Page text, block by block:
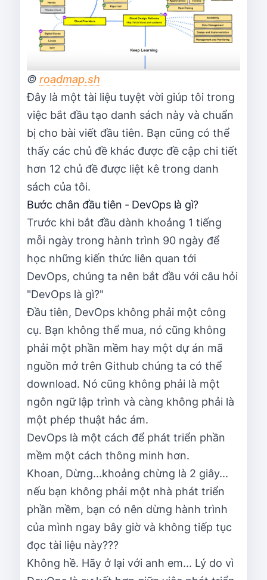
© roadmap.sh
Đây là một tài liệu tuyệt vời giúp tôi trong
việc bắt đầu tạo danh sách này và chuẩn
bị cho bài viết đầu tiên. Bạn cũng có thể
thấy các chủ đề khác được đề cập chi tiết
hơn 12 chủ đề được liệt kê trong danh
sách của tôi.
Bước chân đầu tiên - DevOps là gì?
Trước khi bắt đầu dành khoảng 1 tiếng
mỗi ngày trong hành trình 90 ngày để
học những kiến thức liên quan tới
DevOps, chúng ta nên bắt đầu với câu hỏi
"DevOps là gì?"
Đầu tiên, DevOps không phải một công
cụ. Bạn không thể mua, nó cũng không
phải một phần mềm hay một dự án mã
nguồn mở trên Github chúng ta có thể
download. Nó cũng không phải là một
ngôn ngữ lập trình và càng không phải là
một phép thuật hắc ám.
DevOps là một cách để phát triển phần
mềm một cách thông minh hơn.
Khoan, Dừng...khoảng chừng là 2 giây...
nếu bạn không phải một nhà phát triển
phần mềm, bạn có nên dừng hành trình
của mình ngay bây giờ và không tiếp tục
đọc tài liệu này???
Không hề. Hãy ở lại với anh em... Lý do vì